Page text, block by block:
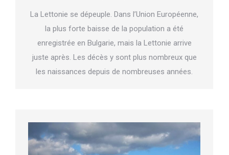
La Lettonie se dépeuple. Dans l’Union Européenne,
la plus forte baisse de la population a été
enregistrée en Bulgarie, mais la Lettonie arrive
juste après. Les décès y sont plus nombreux que
les naissances depuis de nombreuses années.